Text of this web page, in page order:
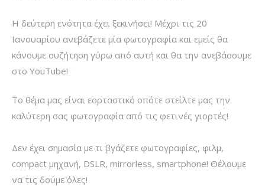
Η δεύτερη ενότητα έχει ξεκινήσει! Μέχρι τις 20
Ιανουαρίου ανεβάζετε μία φωτογραφία και εμείς θα
κάνουμε συζήτηση γύρω από αυτή και θα την ανεβάσουμε
στο YouTube!
Το θέμα μας είναι εορταστικό οπότε στείλτε μας την
καλύτερη σας φωτογραφία από τις φετινές γιορτές!
Δεν έχει σημασία με τι βγάζετε φωτογραφίες, φιλμ,
compact μηχανή, DSLR, mirrorless, smartphone! Θέλουμε
να τις δούμε όλες!